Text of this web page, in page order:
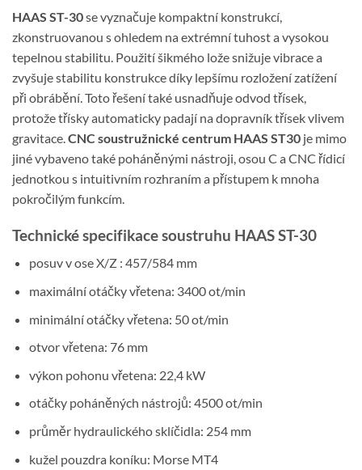
HAAS ST-30se vyznačuje kompaktní konstrukcí,
zkonstruovanou s ohledem na extrémní tuhost a vysokou
tepelnou stabilitu. Použití šikmého lože snižuje vibrace a
zvyšuje stabilitu konstrukce díky lepšímu rozložení zatížení
při obrábění. Toto řešení také usnadňuje odvod třísek,
protože třísky automaticky padají na dopravník třísek vlivem
gravitace.CNC soustružnické centrum HAAS ST30 je mimo
jiné vybaveno také poháněnými nástroji, osou C a CNC řídicí
jednotkou s intuitivním rozhraním a přístupem k mnoha
pokročilým funkcím.
Technické specifikace soustruhu HAAS ST-30
posuv v ose X/Z : 457/584 mm
maximální otáčky vřetena: 3400 ot/min
minimální otáčky vřetena: 50 ot/min
otvor vřetena: 76 mm
výkon pohonu vřetena: 22,4 kW
otáčky poháněných nástrojů: 4500 ot/min
průměr hydraulického sklíčidla: 254 mm
kužel pouzdra koníku: Morse MT4